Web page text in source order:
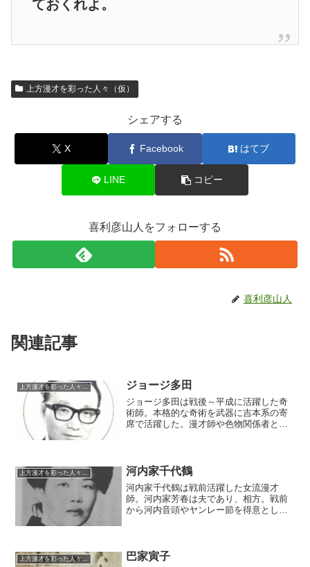
ておくれよ。
上方漫才を彩った人々（仮）
シェアする
X Facebook はてブ
LINE コピー
喜利彦山人をフォローする
喜利彦山人
関連記事
上方漫才を彩った人々（仮） ジョージ多田
ジョージ多田は戦後～平成に活躍した奇
術師。本格的な奇術を武器に吉本系の寄
席で活躍した。漫才師や色物関係者とも
上方漫才を彩った人々（仮） 河内家千代鶴
河内家千代鶴は戦前活躍した女流漫才
師。河内家芳春は夫であり、相方。戦前
から河内音頭やヤンレー節を得意とし、
上方漫才を彩った人々（仮） 巴家寅子